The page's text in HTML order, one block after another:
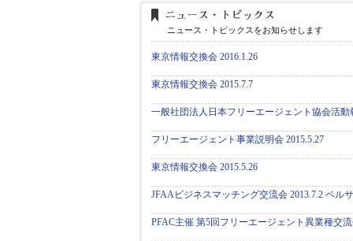
ニュース・トピックスをお知らせします
東京情報交換会 2016.1.26
東京情報交換会 2015.7.7
一般社団法人日本フリーエージェント協会活動
フリーエージェント事業説明会 2015.5.27
東京情報交換会 2015.5.26
JFAAビジネスマッチング交流会 2013.7.2 ベル
PFAC主催 第5回フリーエージェント異業種交流